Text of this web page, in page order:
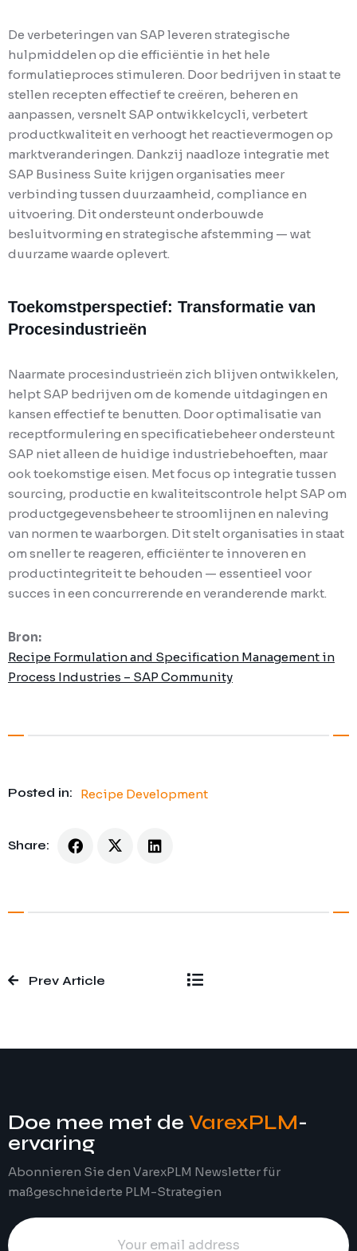
De verbeteringen van SAP leveren strategische
hulpmiddelen op die efficiëntie in het hele
formulatieproces stimuleren. Door bedrijven in staat te
stellen recepten effectief te creëren, beheren en
aanpassen, versnelt SAP ontwikkelcycli, verbetert
productkwaliteit en verhoogt het reactievermogen op
marktveranderingen. Dankzij naadloze integratie met
SAP Business Suite krijgen organisaties meer
verbinding tussen duurzaamheid, compliance en
uitvoering. Dit ondersteunt onderbouwde
besluitvorming en strategische afstemming — wat
duurzame waarde oplevert.
Toekomstperspectief: Transformatie van
Procesindustrieën
Naarmate procesindustrieën zich blijven ontwikkelen,
helpt SAP bedrijven om de komende uitdagingen en
kansen effectief te benutten. Door optimalisatie van
receptformulering en specificatiebeheer ondersteunt
SAP niet alleen de huidige industriebehoeften, maar
ook toekomstige eisen. Met focus op integratie tussen
sourcing, productie en kwaliteitscontrole helpt SAP om
productgegevensbeheer te stroomlijnen en naleving
van normen te waarborgen. Dit stelt organisaties in staat
om sneller te reageren, efficiënter te innoveren en
productintegriteit te behouden — essentieel voor
succes in een concurrerende en veranderende markt.
Bron:
Recipe Formulation and Specification Management in
Process Industries – SAP Community
Posted in: Recipe Development
Share:
Prev Article
Doe mee met de VarexPLM-
ervaring
Abonnieren Sie den VarexPLM Newsletter für
maßgeschneiderte PLM-Strategien